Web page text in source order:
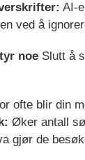
AI-
ved å
noe Slutt å
ofte blir din
Øker antall
gjør de